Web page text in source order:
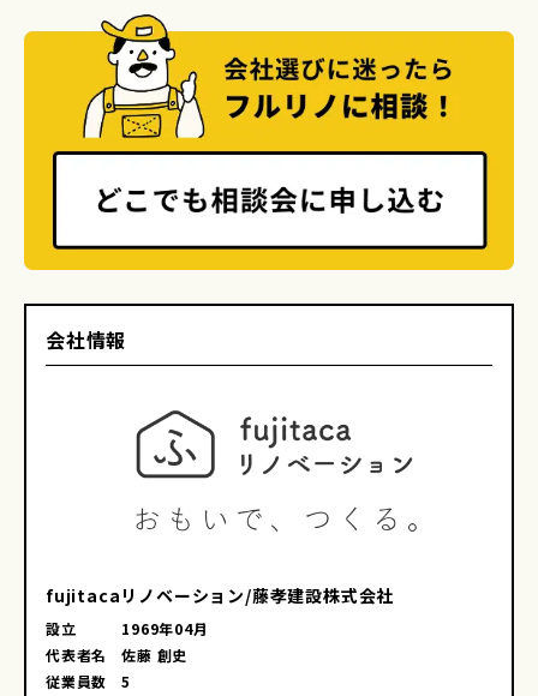
会社情報
fujitacaリノベーション/藤孝建設株式会社
設立
1969年04月
代表者名
佐藤 創史
従業員数
5